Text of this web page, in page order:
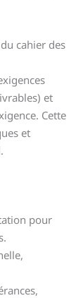
cahier des
et
Cette
et
pour